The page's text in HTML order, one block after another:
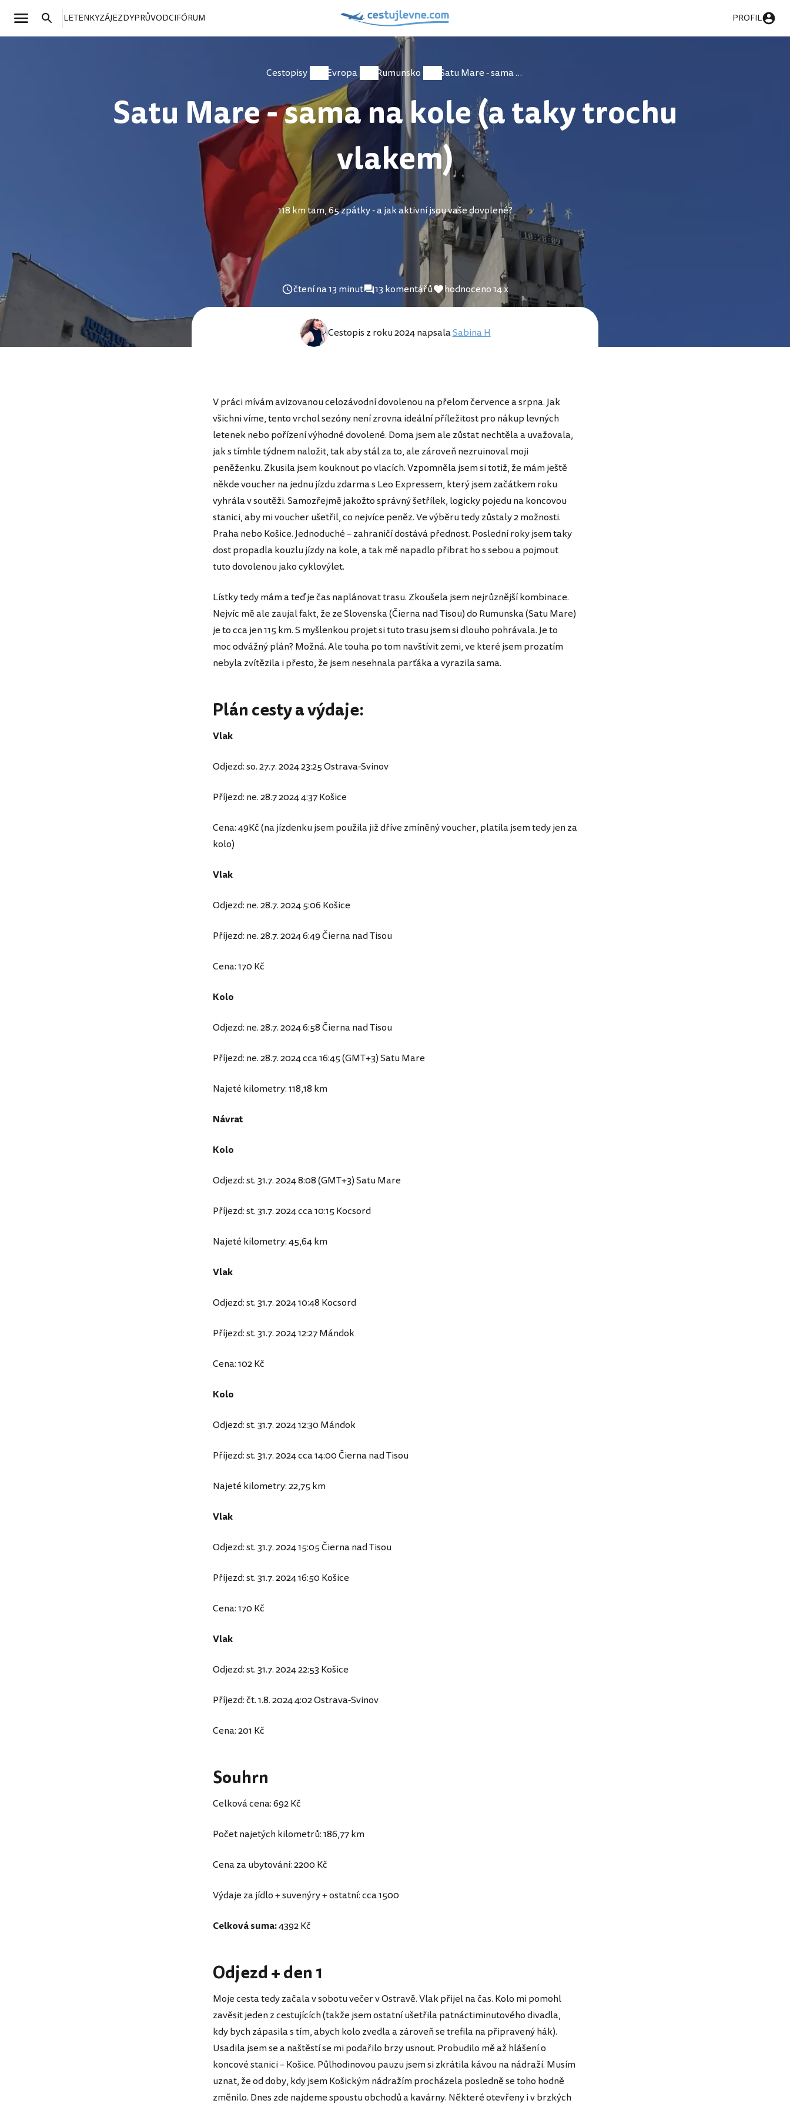
LETENKYZÁJEZDYPRŮVODCIFÓRUM PROFIL
Cestopisy Evropa Rumunsko Satu Mare - sama na kole (a taky trochu vlakem)
Satu Mare - sama na kole (a taky trochu
vlakem)
118 km tam, 65 zpátky - a jak aktivní jsou vaše dovolené?
čtení na 13 minut 13 komentářů hodnoceno 14 x
Cestopis z roku 2024 napsalaSabina H
V práci mívám avizovanou celozávodní dovolenou na přelom července a srpna. Jak
všichni víme, tento vrchol sezóny není zrovna ideální příležitost pro nákup levných
letenek nebo pořízení výhodné dovolené. Doma jsem ale zůstat nechtěla a uvažovala,
jak s tímhle týdnem naložit, tak aby stál za to, ale zároveň nezruinoval moji
peněženku. Zkusila jsem kouknout po vlacích. Vzpomněla jsem si totiž, že mám ještě
někde voucher na jednu jízdu zdarma s Leo Expressem, který jsem začátkem roku
vyhrála v soutěži. Samozřejmě jakožto správný šetřílek, logicky pojedu na koncovou
stanici, aby mi voucher ušetřil, co nejvíce peněz. Ve výběru tedy zůstaly 2 možnosti.
Praha nebo Košice. Jednoduché – zahraničí dostává přednost. Poslední roky jsem taky
dost propadla kouzlu jízdy na kole, a tak mě napadlo přibrat ho s sebou a pojmout
tuto dovolenou jako cyklovýlet.
Lístky tedy mám a teď je čas naplánovat trasu. Zkoušela jsem nejrůznější kombinace.
Nejvíc mě ale zaujal fakt, že ze Slovenska (Čierna nad Tisou) do Rumunska (Satu Mare)
je to cca jen 115 km. S myšlenkou projet si tuto trasu jsem si dlouho pohrávala. Je to
moc odvážný plán? Možná. Ale touha po tom navštívit zemi, ve které jsem prozatím
nebyla zvítězila i přesto, že jsem nesehnala parťáka a vyrazila sama.
Plán cesty a výdaje:
Vlak
Odjezd: so. 27.7. 2024 23:25 Ostrava-Svinov
Příjezd: ne. 28.7 2024 4:37 Košice
Cena: 49Kč (na jízdenku jsem použila již dříve zmíněný voucher, platila jsem tedy jen za
kolo)
Vlak
Odjezd: ne. 28.7. 2024 5:06 Košice
Příjezd: ne. 28.7. 2024 6:49 Čierna nad Tisou
Cena: 170 Kč
Kolo
Odjezd: ne. 28.7. 2024 6:58 Čierna nad Tisou
Příjezd: ne. 28.7. 2024 cca 16:45 (GMT+3) Satu Mare
Najeté kilometry: 118,18 km
Návrat
Kolo
Odjezd: st. 31.7. 2024 8:08 (GMT+3) Satu Mare
Příjezd: st. 31.7. 2024 cca 10:15 Kocsord
Najeté kilometry: 45,64 km
Vlak
Odjezd: st. 31.7. 2024 10:48 Kocsord
Příjezd: st. 31.7. 2024 12:27 Mándok
Cena: 102 Kč
Kolo
Odjezd: st. 31.7. 2024 12:30 Mándok
Příjezd: st. 31.7. 2024 cca 14:00 Čierna nad Tisou
Najeté kilometry: 22,75 km
Vlak
Odjezd: st. 31.7. 2024 15:05 Čierna nad Tisou
Příjezd: st. 31.7. 2024 16:50 Košice
Cena: 170 Kč
Vlak
Odjezd: st. 31.7. 2024 22:53 Košice
Příjezd: čt. 1.8. 2024 4:02 Ostrava-Svinov
Cena: 201 Kč
Souhrn
Celková cena: 692 Kč
Počet najetých kilometrů: 186,77 km
Cena za ubytování: 2200 Kč
Výdaje za jídlo + suvenýry + ostatní: cca 1500
Celková suma:4392 Kč
Odjezd + den 1
Moje cesta tedy začala v sobotu večer v Ostravě. Vlak přijel na čas. Kolo mi pomohl
zavěsit jeden z cestujících (takže jsem ostatní ušetřila patnáctiminutového divadla,
kdy bych zápasila s tím, abych kolo zvedla a zároveň se trefila na připravený hák).
Usadila jsem se a naštěstí se mi podařilo brzy usnout. Probudilo mě až hlášení o
koncové stanici – Košice. Půlhodinovou pauzu jsem si zkrátila kávou na nádraží. Musím
uznat, že od doby, kdy jsem Košickým nádražím procházela posledně se toho hodně
změnilo. Dnes zde najdeme spoustu obchodů a kavárny. Některé otevřeny i v brzkých